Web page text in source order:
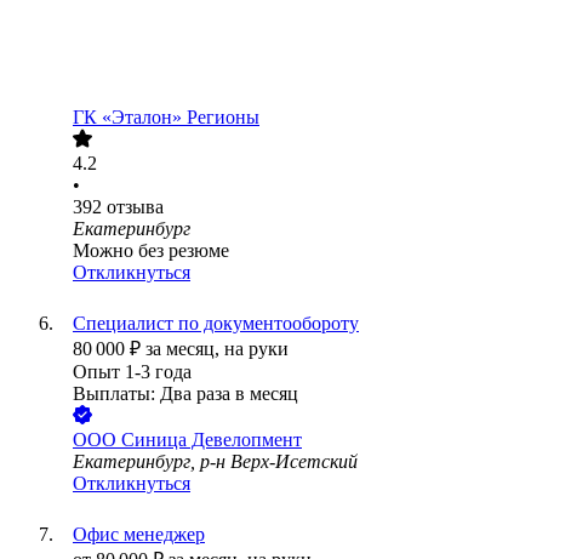
ГК «Эталон» Регионы
4.2
•
392 отзыва
Екатеринбург
Можно без резюме
Откликнуться
Специалист по документообороту
80 000 ₽ за месяц, на руки
Опыт 1-3 года
Выплаты: Два раза в месяц
ООО Синица Девелопмент
Екатеринбург, р-н Верх-Исетский
Откликнуться
Офис менеджер